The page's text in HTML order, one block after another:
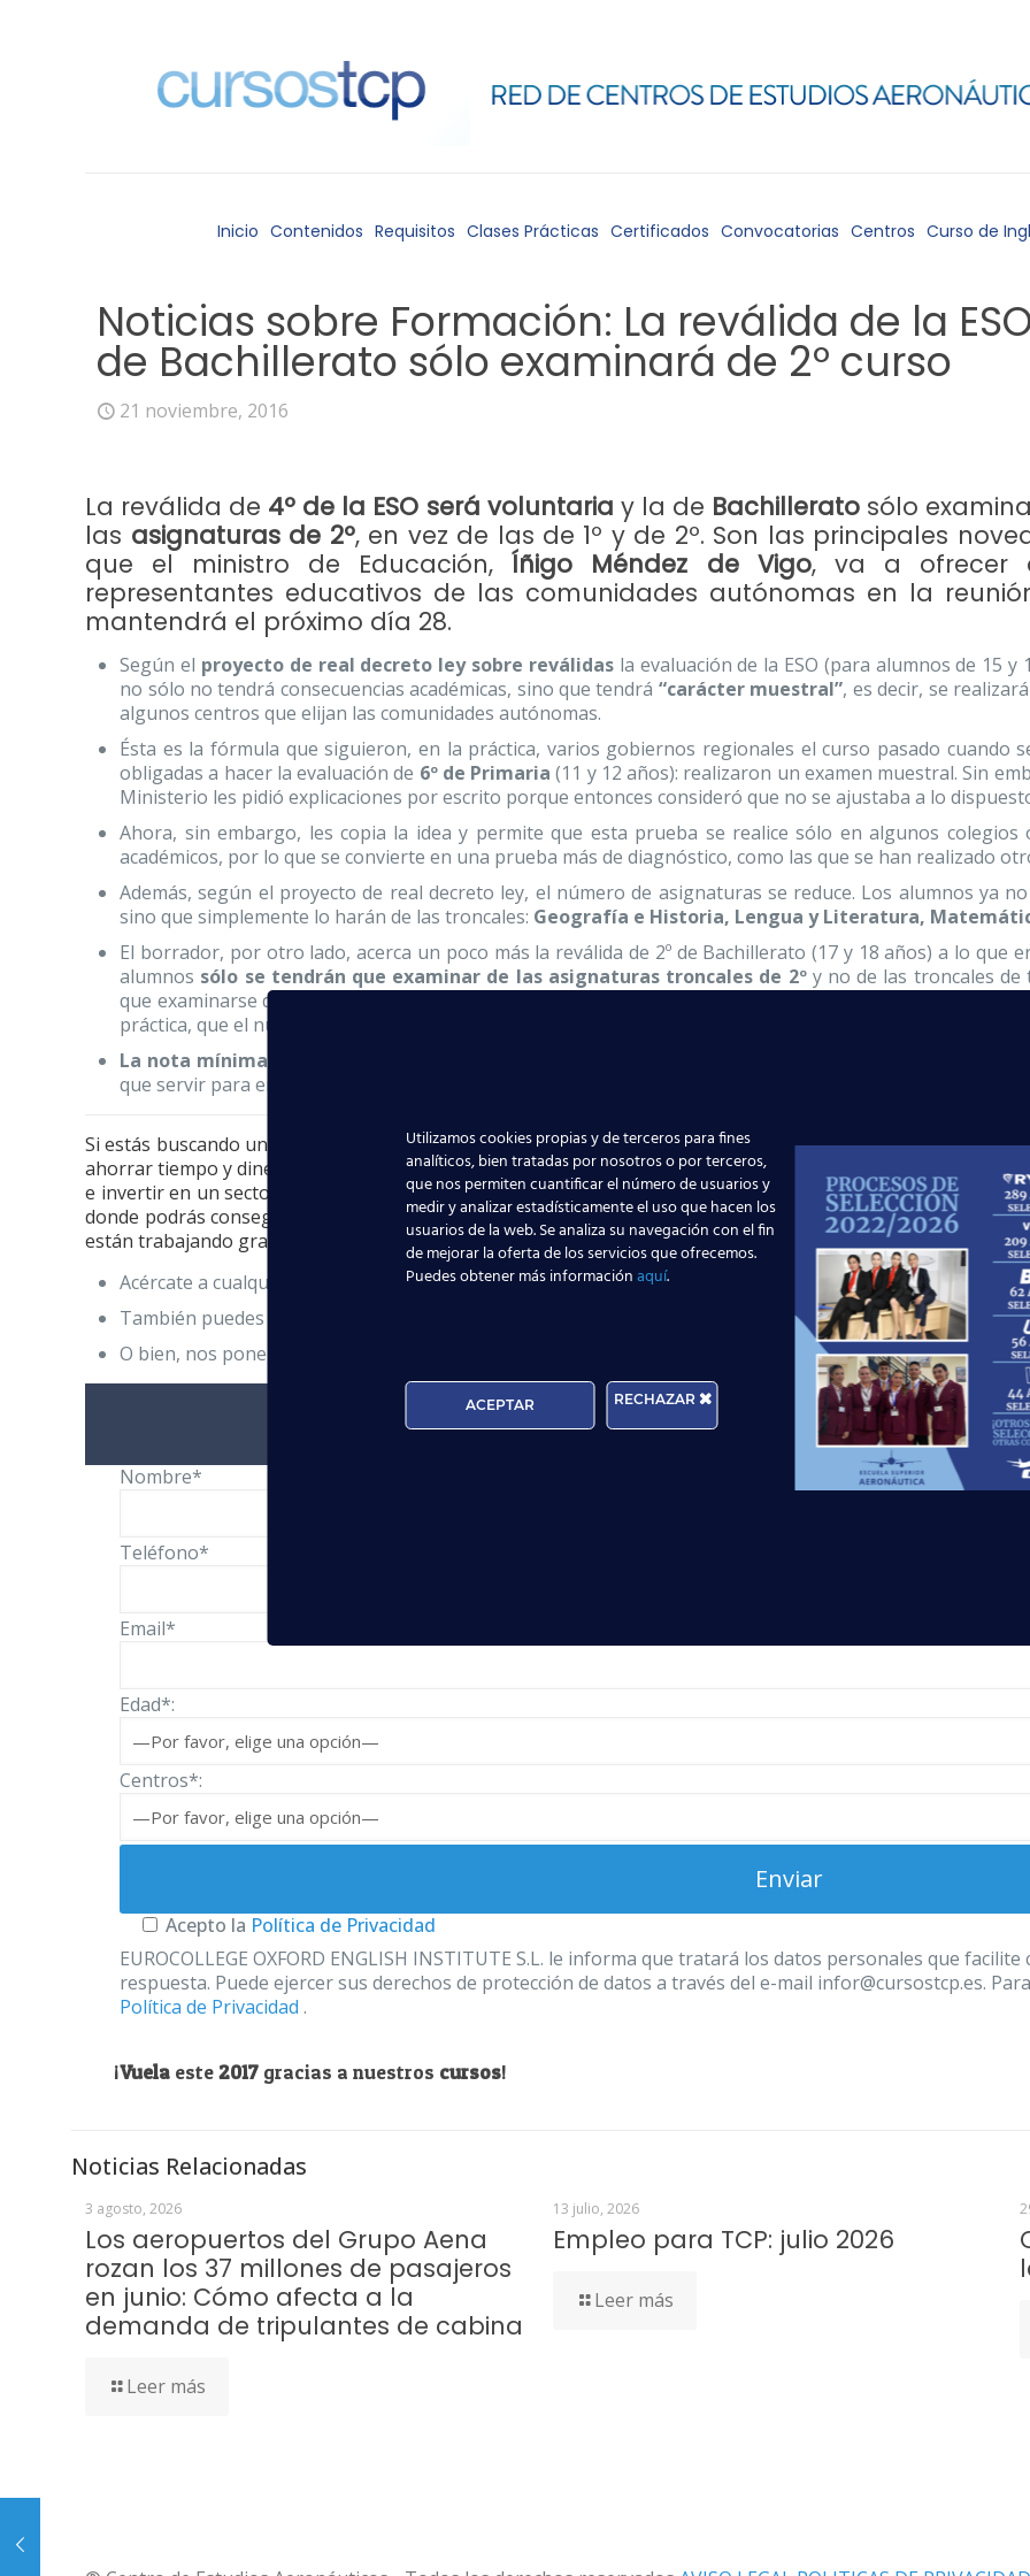
Inicio Contenidos Requisitos Clases Prácticas Certificados Convocatorias Centros Curso de
Noticias sobre Formación: La reválida de la
de Bachillerato sólo examinará de 2º curso
21 noviembre, 2016
La reválida de 4º de la ESO será voluntaria y la de Bachilleratosólo
las asignaturas de 2º, en vez de las de 1º y de 2º. Son las principales
que el ministro de Educación,Íñigo Méndez de Vigo, va a ofrecer
representantes educativos de las comunidades autónomas en la
mantendrá el próximo día 28.
Según el proyecto de real decreto ley sobre reválidas la evaluación de la ESO (para alumnos de 15 y
no sólo no tendrá consecuencias académicas, sino que tendrá “carácter muestral”, es decir, se
algunos centros que elijan las comunidades autónomas.
Ésta es la fórmula que siguieron, en la práctica, varios gobiernos regionales el curso pasado cuando
obligadas a hacer la evaluación de 6º de Primaria (11 y 12 años): realizaron un examen muestral. Sin
Ministerio les pidió explicaciones por escrito porque entonces consideró que no se ajustaba a lo
Ahora, sin embargo, les copia la idea y permite que esta prueba se realice sólo en algunos
académicos, por lo que se convierte en una prueba más de diagnóstico, como las que se han realizado
Además, según el proyecto de real decreto ley, el número de asignaturas se reduce. Los alumnos ya
sino que simplemente lo harán de las troncales: Geografía e Historia, Lengua y Literatura,
El borrador, por otro lado, acerca un poco más la reválida de 2º de Bachillerato (17 y 18 años) a lo que
alumnos sólo se tendrán que examinar de las asignaturas troncales de 2ºy no de las troncales de
que examinarse de asignaturas de 1º, como
. Ni de las dos asignaturas de opción, ni de la
práctica, que el número de asignaturas queda reducido a cuatro, en vez de las ocho inicialmente previstas.
La nota mínima para aprobar será un 4
(en borradores anteriores era un 5), tal y como era con la
que servir para entrar en la universidad.
Si estás buscando una alternativa a la formación pública, en nuestraRed de Centros de Estudios
ahorrar tiempo y dinero, además d
e invertir en un sector en continuo auge como es el aeronáutico. Apuesta por la aviación comercial gracias
donde podrás conseguir el
título oficial TCPque te permitirá trabajar como Auxiliar de Vuelo en compañías
están trabajando gracias a estos
cursosy al posterior contacto con las compañías aéreas. Si quieres saber
Acércate a cualquiera de nuestras escuelas autorizadas por el Ministerio de Fomento. ¡Tenemoscentros
También puedes preguntarnos lo que quieras al número de teléfono
902 24 12 06;
O bien, nos ponemos nosotros en contacto contigo a través de nuestros
asesores online:
Solicita información
Nombre*
Teléfono*
Email*
Edad*:
Centros*:
Acepto la Política de Privacidad
EUROCOLLEGE OXFORD ENGLISH INSTITUTE S.L. le informa que tratará los datos personales que
respuesta. Puede ejercer sus derechos de protección de datos a través del e-mail infor@cursostcp.es.
Política de Privacidad.
¡Vuela este2017 gracias a nuestros cursos!
Noticias Relacionadas
3 agosto, 2026
Los aeropuertos del Grupo Aena
rozan los 37 millones de pasajeros
en junio: Cómo afecta a la
demanda de tripulantes de cabina
Leer más
13 julio, 2026
Empleo para TCP: julio 2026
Leer más
Utilizamos cookies propias y de terceros para fines
analíticos, bien tratadas por nosotros o por terceros,
que nos permiten cuantificar el número de usuarios y
medir y analizar estadísticamente el uso que hacen los
usuarios de la web. Se analiza su navegación con el fin
de mejorar la oferta de los servicios que ofrecemos.
Puedes obtener más informaciónaquí.
ACEPTAR RECHAZAR